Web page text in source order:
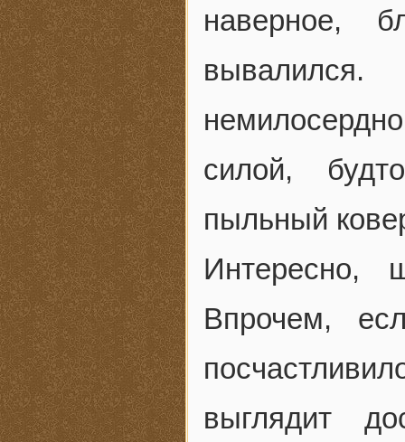
наверное,
силой,
пыльный
Впрочем,
выглядит